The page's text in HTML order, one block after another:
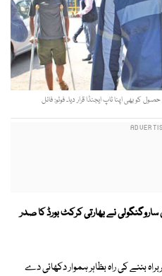
کو بھی اپنا ٹاپ ایجنڈا قرار دیا۔ فوٹو: فائل
ساروگنگولی نے بھارتی کرکٹ بورڈ کا صدر
بننے کی راہ بظاہر ہموار دکھائی دے